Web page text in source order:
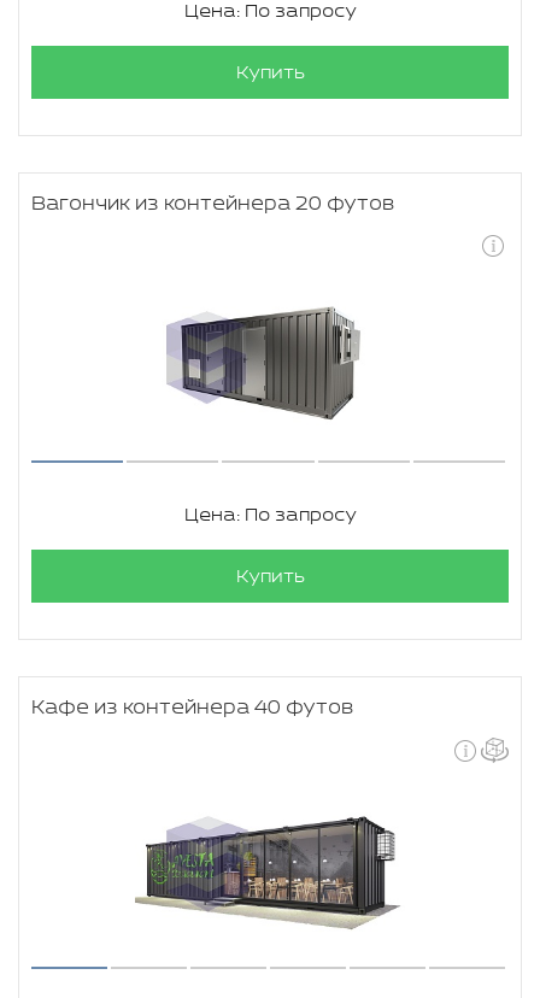
Цена: По запросу
Купить
Вагончик из контейнера 20 футов
Цена: По запросу
Купить
Кафе из контейнера 40 футов